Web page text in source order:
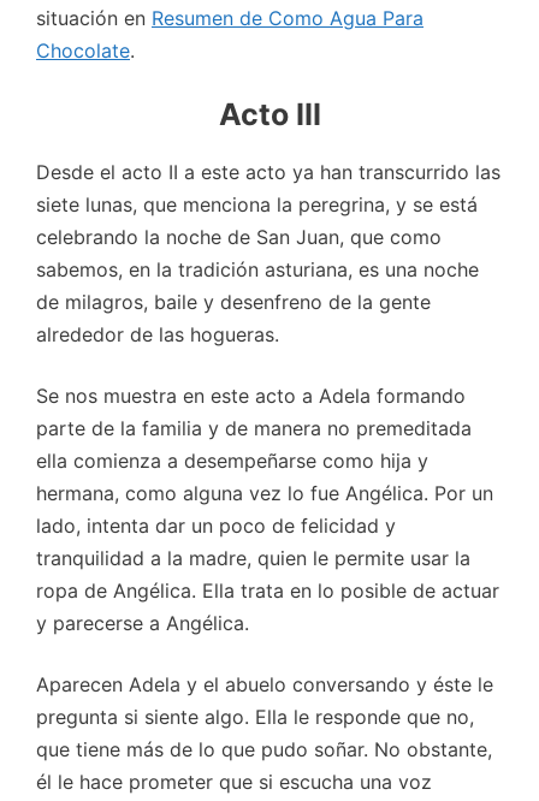
situación en Resumen de Como Agua Para
Chocolate.
Acto III
Desde el acto II a este acto ya han transcurrido las
siete lunas, que menciona la peregrina, y se está
celebrando la noche de San Juan, que como
sabemos, en la tradición asturiana, es una noche
de milagros, baile y desenfreno de la gente
alrededor de las hogueras.
Se nos muestra en este acto a Adela formando
parte de la familia y de manera no premeditada
ella comienza a desempeñarse como hija y
hermana, como alguna vez lo fue Angélica. Por un
lado, intenta dar un poco de felicidad y
tranquilidad a la madre, quien le permite usar la
ropa de Angélica. Ella trata en lo posible de actuar
y parecerse a Angélica.
Aparecen Adela y el abuelo conversando y éste le
pregunta si siente algo. Ella le responde que no,
que tiene más de lo que pudo soñar. No obstante,
él le hace prometer que si escucha una voz